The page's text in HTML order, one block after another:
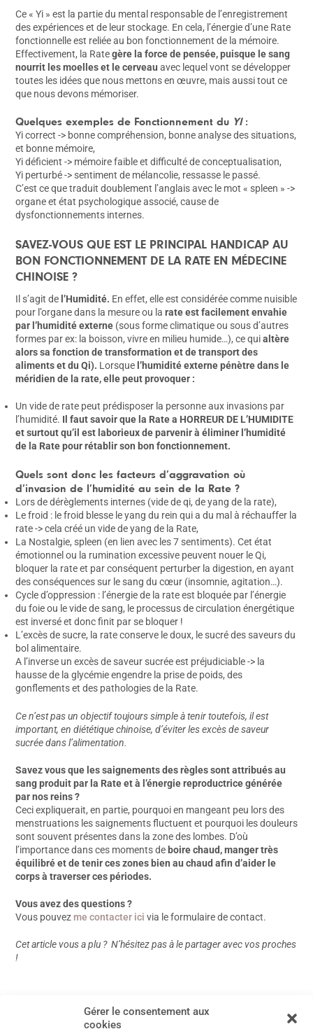
Gérer le consentement aux
cookies
Ce « Yi » est la partie du mental responsable de l’enregistrement
des expériences et de leur stockage. En cela, l’énergie d’une Rate
fonctionnelle est reliée au bon fonctionnement de la mémoire.
Effectivement, la Rategère la force de pensée, puisque le sang
nourrit les moelles et le cerveau avec lequel vont se développer
toutes les idées que nous mettons en œuvre, mais aussi tout ce
que nous devons mémoriser.
Quelques exemples de Fonctionnement du YI:
Yi correct -> bonne compréhension, bonne analyse des situations,
et bonne mémoire,
Yi déficient -> mémoire faible et difficulté de conceptualisation,
Yi perturbé -> sentiment de mélancolie, ressasse le passé.
C’est ce que traduit doublement l’anglais avec le mot « spleen » ->
organe et état psychologique associé, cause de
dysfonctionnements internes.
SAVEZ-VOUS QUE EST LE PRINCIPAL HANDICAP AU
BON FONCTIONNEMENT DE LA RATE EN MÉDECINE
CHINOISE ?
Il s’agit del’Humidité. En effet, elle est considérée comme nuisible
pour l’organe dans la mesure ou la rate est facilement envahie
par l’humidité externe(sous forme climatique ou sous d’autres
formes par ex: la boisson, vivre en milieu humide…), ce quialtère
alors sa fonction de transformation et de transport des
aliments et du Qi). Lorsque l’humidité externe pénètre dans le
méridien de la rate, elle peut provoquer :
Un vide de rate peut prédisposer la personne aux invasions par
l’humidité. Il faut savoir que la Rate a HORREUR DE L’HUMIDITE
et surtout qu’il est laborieux de parvenir à éliminer l’humidité
de la Rate pour rétablir son bon fonctionnement.
Quels sont donc les facteurs d’aggravation où
d’invasion de l’humidité au sein de la Rate ?
Lors de dérèglements internes (vide de qi, de yang de la rate),
Le froid : le froid blesse le yang du rein qui a du mal à réchauffer la
rate -> cela créé un vide de yang de la Rate,
La Nostalgie, spleen (en lien avec les 7 sentiments). Cet état
émotionnel ou la rumination excessive peuvent nouer le Qi,
bloquer la rate et par conséquent perturber la digestion, en ayant
des conséquences sur le sang du cœur (insomnie, agitation…).
Cycle d’oppression : l’énergie de la rate est bloquée par l’énergie
du foie ou le vide de sang, le processus de circulation énergétique
est inversé et donc finit par se bloquer !
L’excès de sucre, la rate conserve le doux, le sucré des saveurs du
bol alimentaire.
A l’inverse un excès de saveur sucrée est préjudiciable -> la
hausse de la glycémie engendre la prise de poids, des
gonflements et des pathologies de la Rate.
Ce n’est pas un objectif toujours simple à tenir toutefois, il est
important, en diététique chinoise, d’éviter les excès de saveur
sucrée dans l’alimentation.
Savez vous que les saignements des règles sont attribués au
sang produit par la Rate et à l’énergie reproductrice générée
par nos reins ?
Ceci expliquerait, en partie, pourquoi en mangeant peu lors des
menstruations les saignements fluctuent et pourquoi les douleurs
sont souvent présentes dans la zone des lombes. D’où
l’importance dans ces moments deboire chaud, manger très
équilibré et de tenir ces zones bien au chaud afin d’aider le
corps à traverser ces périodes.
Vous avez des questions ?
Vous pouvez me contacter ici via le formulaire de contact.
Cet article vous a plu ? N’hésitez pas à le partager avec vos proches
!